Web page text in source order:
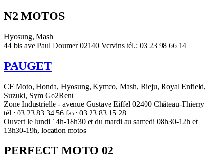
N2 MOTOS
Hyosung, Mash
44 bis ave Paul Doumer 02140 Vervins tél.: 03 23 98 66 14
PAUGET
CF Moto, Honda, Hyosung, Kymco, Mash, Rieju, Royal Enfield,
Suzuki, Sym Go2Rent
Zone Industrielle - avenue Gustave Eiffel 02400 Château-Thierry
tél.: 03 23 83 34 56 fax: 03 23 83 15 28
Ouvert le lundi 14h-18h30 et du mardi au samedi 08h30-12h et
13h30-19h, location motos
PERFECT MOTO 02